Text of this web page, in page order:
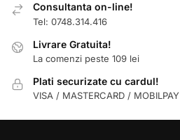
Consultanta on-line!
Tel: 0748.314.416
Livrare Gratuita!
La comenzi peste 109 lei
Plati securizate cu cardul!
VISA / MASTERCARD / MOBILPAY